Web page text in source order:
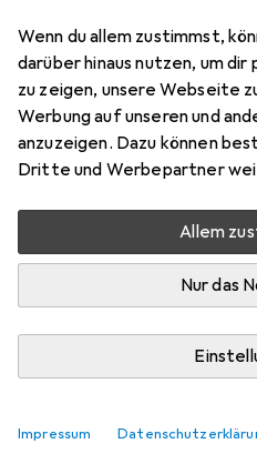
Wenn du allem zustimmst,
darüber hinaus nutzen, um
zu zeigen, unsere Webseite
Werbung auf unseren und
anzuzeigen. Dazu können
Dritte und Werbepartner
Allem
Nur das
Impressum
Aktuell nicht lieferbar
Vergleichen
Kostenloser Versand ab 30,–